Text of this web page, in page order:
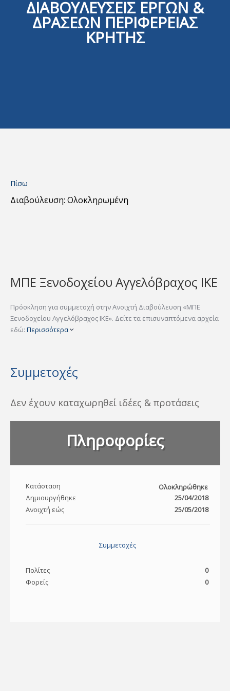
ΔΙΑΒΟΥΛΕΥΣΕΙΣ ΕΡΓΩΝ &
ΔΡΑΣΕΩΝ ΠΕΡΙΦΕΡΕΙΑΣ
ΚΡΗΤΗΣ
Πίσω
Διαβούλευση: Ολοκληρωμένη
ΜΠΕ Ξενοδοχείου Αγγελόβραχος IKE
Πρόσκληση για συμμετοχή στην Ανοιχτή Διαβούλευση «ΜΠΕ
Ξενοδοχείου Αγγελόβραχος IKE». Δείτε τα επισυναπτόμενα αρχεία
εδώ: Περισσότερα
Συμμετοχές
Δεν έχουν καταχωρηθεί ιδέες & προτάσεις
Πληροφορίες
Κατάσταση
Ολοκληρώθηκε
Δημιουργήθηκε
25/04/2018
Ανοιχτή εώς
25/05/2018
Συμμετοχές
Πολίτες
0
Φορείς
0